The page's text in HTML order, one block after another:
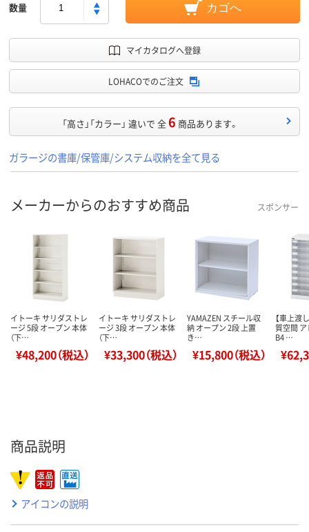
数量 カゴへ
マイカタログへ登録
LOHACOでのご注文
「高さ」「カラー」 違いで 全6 商品あります。
ガラージの書庫/保管庫/システム収納を全て見る
メーカーからのおすすめ商品 スポンサー
イトーキ サリダストレ
ージ 5段 オープン 本体
（下…
¥48,200（税込）
イトーキ サリダストレ
ージ 3段 オープン 本体
（下…
¥33,300（税込）
YAMAZEN スチール収
納 オープン 2段 上置
き…
¥15,800（税込）
【車上渡
質空間
B4 …
商品説明
アイコンの説明